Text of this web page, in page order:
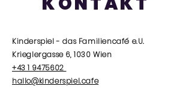
Kinderspiel - das Familiencafé e.U.
Krieglergasse 6, 1030 Wien
+43 1 9475602
hallo@kinderspiel.cafe